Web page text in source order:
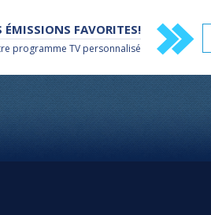
ÉMISSIONS FAVORITES!
programme TV personnalisé